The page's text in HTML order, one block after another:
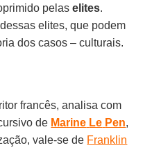
pelaselites.
elites, que podem
dos casos – culturais.
francês, analisa com
de Marine Le Pen,
vale-se de Franklin